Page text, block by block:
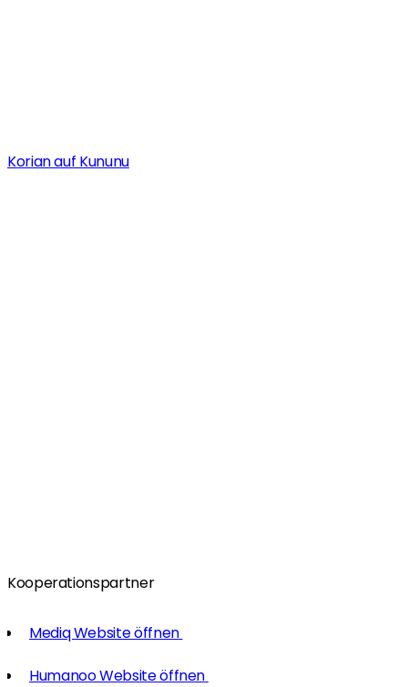
Korian auf Kununu
Kooperationspartner
Mediq Website öffnen
Humanoo Website öffnen